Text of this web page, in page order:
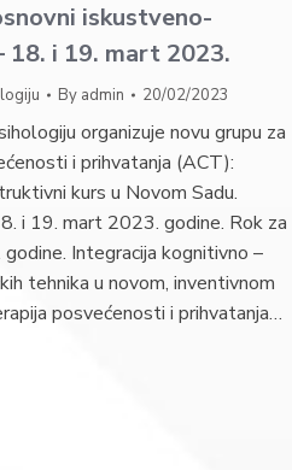
iskustveno-
18. i 19. mart 2023.
By admin 20/02/2023
organizuje novu grupu za
i prihvatanja (ACT):
kurs u Novom Sadu.
i 19. mart 2023. godine. Rok za
Integracija kognitivno –
tehnika u novom, inventivnom
posvećenosti i prihvatanja…